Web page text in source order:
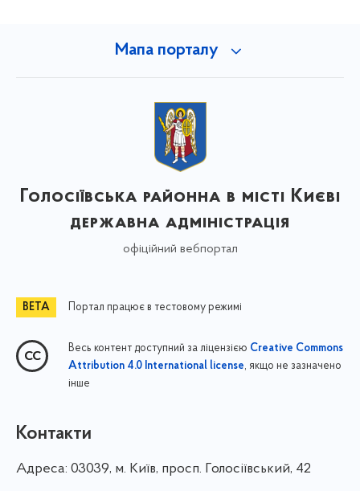
Мапа порталу
Голосіївська районна в місті Києві
державна адміністрація
офіційний вебпортал
Портал працює в тестовому режимі
Весь контент доступний за ліцензією Creative Commons
Attribution 4.0 International license, якщо не зазначено
інше
Контакти
Адреса: 03039, м. Київ, просп. Голосіївський, 42